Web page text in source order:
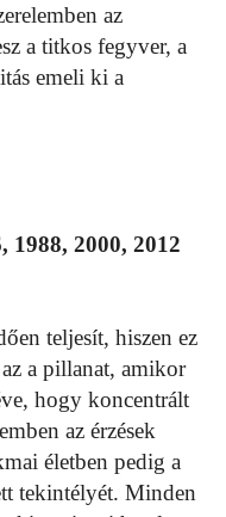
az
a titkos fegyver, a
emeli ki a
1988, 2000, 2012
teljesít, hiszen ez
a pillanat, amikor
hogy koncentrált
az érzések
életben pedig a
tekintélyét. Minden